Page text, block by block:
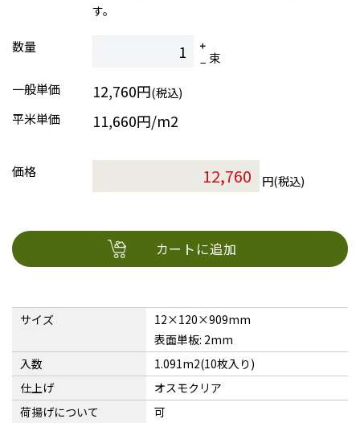
す。
数量
束
一般単価
12,760円(税込)
平米単価
11,660円/m2
価格
円(税込)
カートに追加
サイズ
12×120×909mm
表面単板: 2mm
入数
1.091m2(10枚入り)
仕上げ
オスモクリア
荷揚げについて
可